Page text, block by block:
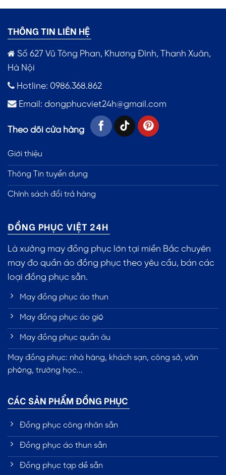
THÔNG TIN LIÊN HỆ
Số 627 Vũ Tông Phan, Khương Đình, Thanh Xuân,
Hà Nội
Hotline: 0986.368.862
Email: dongphucviet24h@gmail.com
Theo dõi cửa hàng
Giới thiệu
Thông Tin tuyển dụng
Chính sách đổi trả hàng
ĐỒNG PHỤC VIỆT 24H
Là xưởng may đồng phục lớn tại miền Bắc chuyên
may đo quần áo đồng phục theo yêu cầu, bán các
loại đồng phục sẵn.
May đồng phục áo thun
May đồng phục áo gió
May đồng phục quần âu
May đồng phục: nhà hàng, khách sạn, công sở, văn
phòng, trường học...
CÁC SẢN PHẨM ĐỒNG PHỤC
Đồng phục công nhân sẵn
Đồng phục áo thun sẵn
Đồng phục tạp dề sẵn